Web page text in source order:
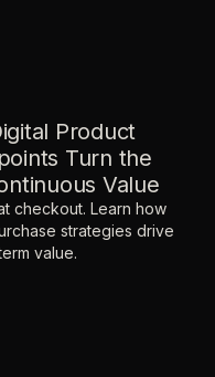
Product
Turn the
Value
checkout. Learn how
strategies drive
value.